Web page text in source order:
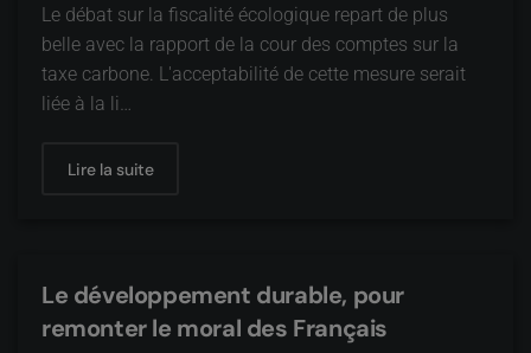
Le débat sur la fiscalité écologique repart de plus
belle avec la rapport de la cour des comptes sur la
taxe carbone. L'acceptabilité de cette mesure serait
liée à la li…
Lire la suite
Le développement durable, pour
remonter le moral des Français